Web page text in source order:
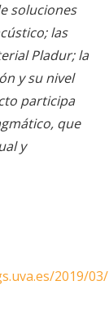
soluciones
las
Pladur; la
y su nivel
participa
que
y
2019/